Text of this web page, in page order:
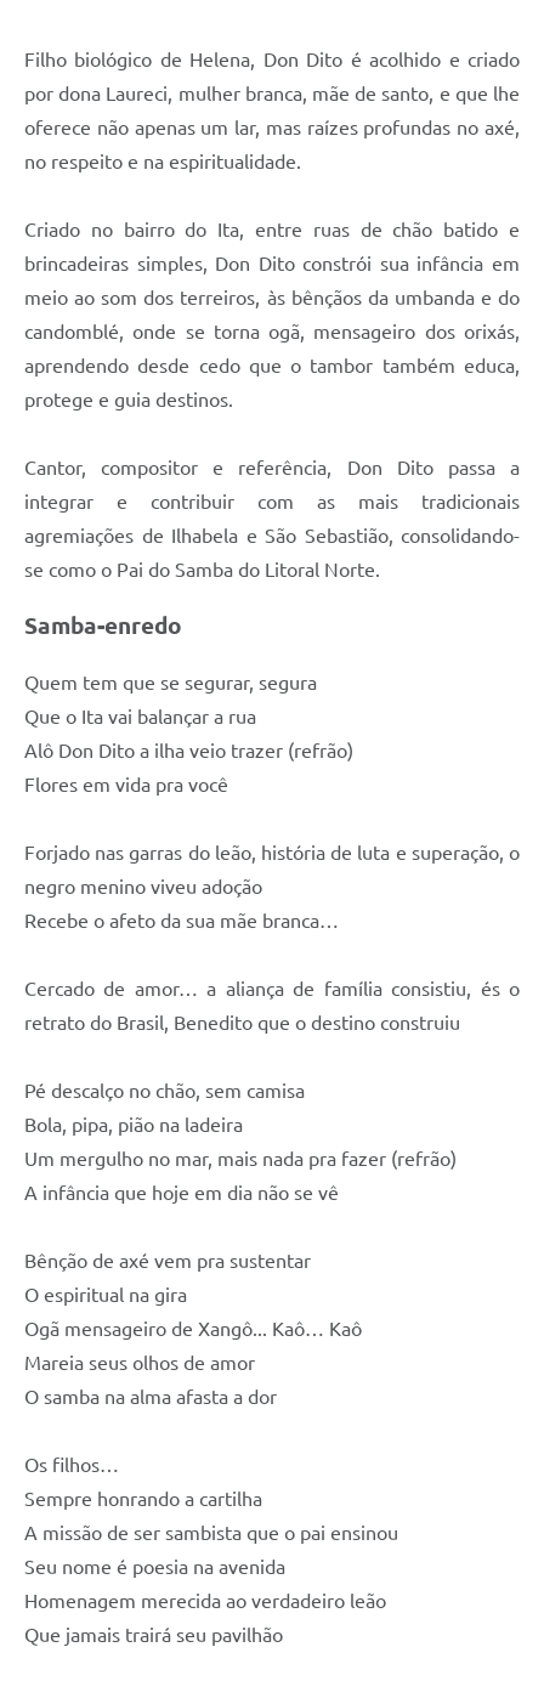
Filho biológico de Helena, Don Dito é acolhido e criado
por dona Laureci, mulher branca, mãe de santo, e que lhe
oferece não apenas um lar, mas raízes profundas no axé,
no respeito e na espiritualidade.
Criado no bairro do Ita, entre ruas de chão batido e
brincadeiras simples, Don Dito constrói sua infância em
meio ao som dos terreiros, às bênçãos da umbanda e do
candomblé, onde se torna ogã, mensageiro dos orixás,
aprendendo desde cedo que o tambor também educa,
protege e guia destinos.
Cantor, compositor e referência, Don Dito passa a
integrar e contribuir com as mais tradicionais
agremiações de Ilhabela e São Sebastião, consolidando-
se como o Pai do Samba do Litoral Norte.
Samba-enredo
Quem tem que se segurar, segura
Que o Ita vai balançar a rua
Alô Don Dito a ilha veio trazer (refrão)
Flores em vida pra você
Forjado nas garras do leão, história de luta e superação, o
negro menino viveu adoção
Recebe o afeto da sua mãe branca…
Cercado de amor… a aliança de família consistiu, és o
retrato do Brasil, Benedito que o destino construiu
Pé descalço no chão, sem camisa
Bola, pipa, pião na ladeira
Um mergulho no mar, mais nada pra fazer (refrão)
A infância que hoje em dia não se vê
Bênção de axé vem pra sustentar
O espiritual na gira
Ogã mensageiro de Xangô... Kaô… Kaô
Mareia seus olhos de amor
O samba na alma afasta a dor
Os filhos…
Sempre honrando a cartilha
A missão de ser sambista que o pai ensinou
Seu nome é poesia na avenida
Homenagem merecida ao verdadeiro leão
Que jamais trairá seu pavilhão